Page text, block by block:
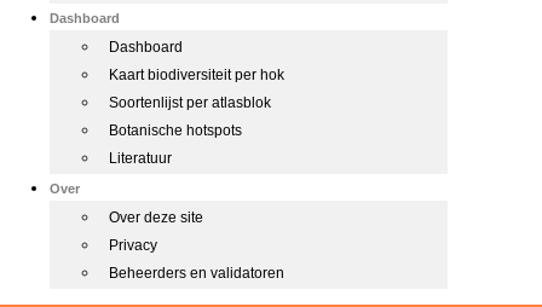
Dashboard
Dashboard
Kaart biodiversiteit per hok
Soortenlijst per atlasblok
Botanische hotspots
Literatuur
Over
Over deze site
Privacy
Beheerders en validatoren